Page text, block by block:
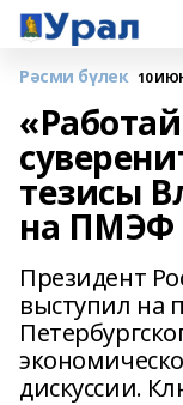
Рәсми бүлек 10
тезисы
на ПМЭФ
Президент
выступил на
дискуссии.